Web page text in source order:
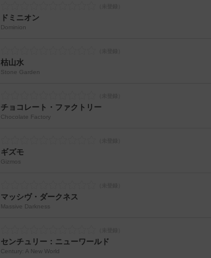
ドミニオン
Dominion
枯山水
Stone Garden
チョコレート・ファクトリー
Chocolate Factory
ギズモ
Gizmos
マッシヴ・ダークネス
Massive Darkness
センチュリー：ニューワールド
Century: A New World